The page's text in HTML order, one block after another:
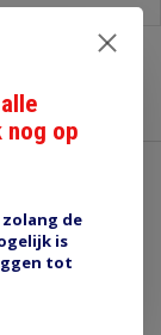
draad 0,5 -
en
dezelfde
nog op
de
is
tot